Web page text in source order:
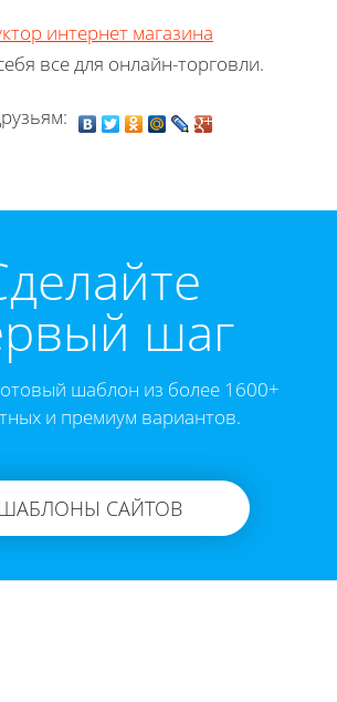
интернет магазина
все для онлайн-торговли.
шаг
шаблон из более 1600+
и премиум вариантов.
САЙТОВ